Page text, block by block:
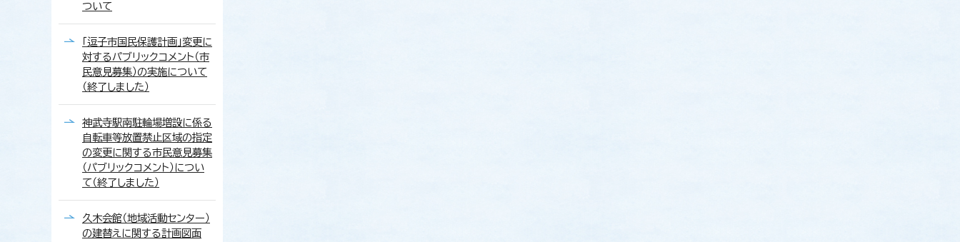
ついて
「逗子市国民保護計画」変更に
対するパブリックコメント（市
民意見募集）の実施について
（終了しました）
神武寺駅南駐輪場増設に係る
自転車等放置禁止区域の指定
の変更に関する市民意見募集
（パブリックコメント）につい
て（終了しました）
久木会館（地域活動センター）
の建替えに関する計画図面